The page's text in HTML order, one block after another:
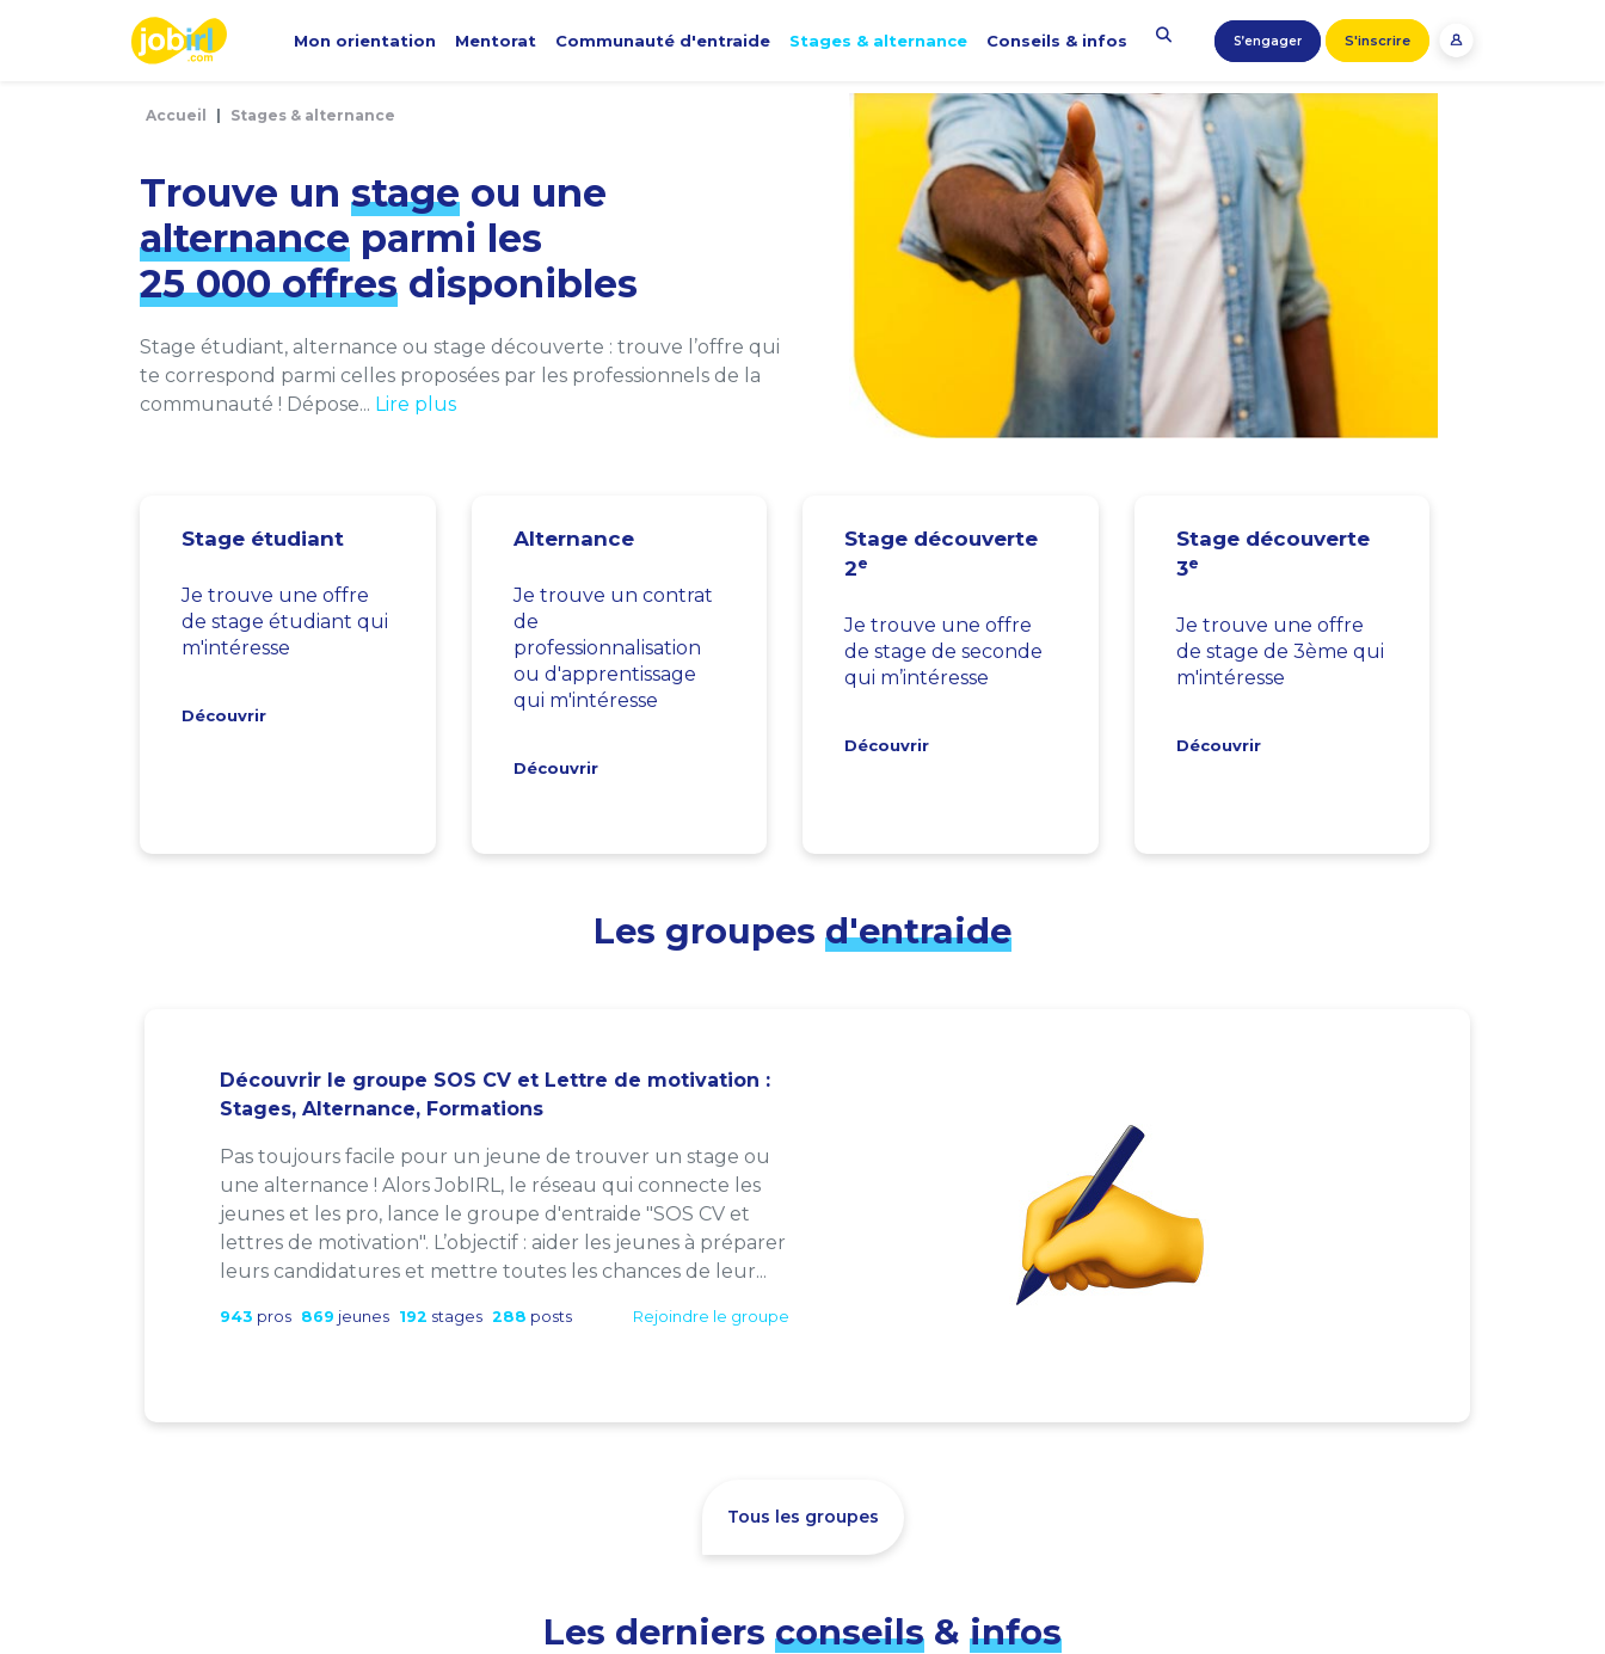
Mon orientation Mentorat Communauté d'entraide Stages & alternance Conseils & infos S’engager S'inscrire
Accueil Stages & alternance
Trouve un stage ou une
alternance parmi les
25 000 offres disponibles
Stage étudiant, alternance ou stage découverte : trouve l’offre qui
te correspond parmi celles proposées par les professionnels de la
communauté ! Dépose... Lire plus
Stage étudiant
Je trouve une offre
de stage étudiant qui
m'intéresse
Découvrir
Alternance
Je trouve un contrat
de
professionnalisation
ou d'apprentissage
qui m'intéresse
Découvrir
Stage découverte
2e
Je trouve une offre
de stage de seconde
qui m’intéresse
Découvrir
Stage découverte
3e
Je trouve une offre
de stage de 3ème qui
m'intéresse
Découvrir
Les groupes d'entraide
Découvrir le groupe SOS CV et Lettre de motivation :
Stages, Alternance, Formations
Pas toujours facile pour un jeune de trouver un stage ou
une alternance ! Alors JobIRL, le réseau qui connecte les
jeunes et les pro, lance le groupe d'entraide "SOS CV et
lettres de motivation". L’objectif : aider les jeunes à préparer
leurs candidatures et mettre toutes les chances de leur...
943 pros 869 jeunes 192 stages 288 posts Rejoindre le groupe
Tous les groupes
Les derniers conseils & infos
Panneau de gestion des cookies